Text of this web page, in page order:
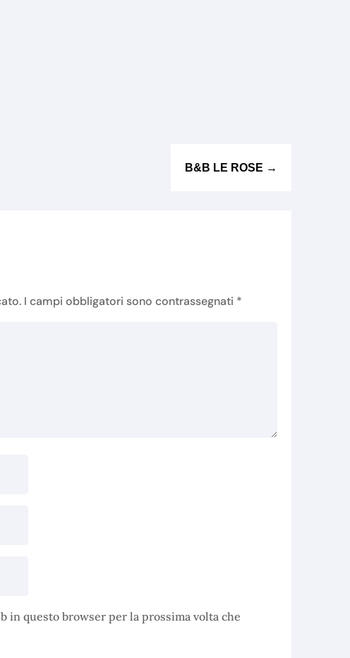
B&B LE ROSE →
I campi obbligatori sono contrassegnati *
in questo browser per la prossima volta che